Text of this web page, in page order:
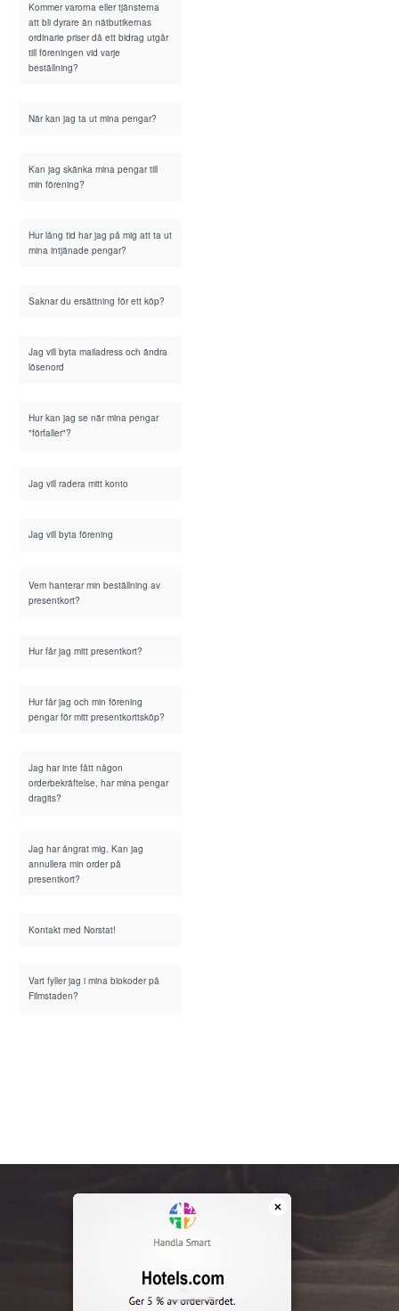
Kommer varorna eller tjänsterna
att bli dyrare än nätbutikernas
ordinarie priser då ett bidrag utgår
till föreningen vid varje
beställning?
När kan jag ta ut mina pengar?
Kan jag skänka mina pengar till
min förening?
Hur lång tid har jag på mig att ta ut
mina intjänade pengar?
Saknar du ersättning för ett köp?
Jag vill byta mailadress och ändra
lösenord
Hur kan jag se när mina pengar
"förfaller"?
Jag vill radera mitt konto
Jag vill byta förening
Vem hanterar min beställning av
presentkort?
Hur får jag mitt presentkort?
Hur får jag och min förening
pengar för mitt presentkorttsköp?
Jag har inte fått någon
orderbekräftelse, har mina pengar
dragits?
Jag har ångrat mig. Kan jag
annullera min order på
presentkort?
Kontakt med Norstat!
Vart fyller jag i mina biokoder på
Filmstaden?